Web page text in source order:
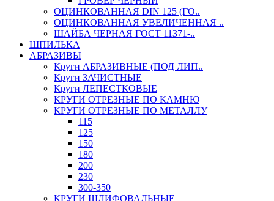
ОЦИНКОВАННАЯ DIN 125 (ГО..
ОЦИНКОВАННАЯ УВЕЛИЧЕННАЯ ..
ШАЙБА ЧЕРНАЯ ГОСТ 11371-..
ШПИЛЬКА
АБРАЗИВЫ
Круги АБРАЗИВНЫЕ (ПОД ЛИП..
Круги ЗАЧИСТНЫЕ
Круги ЛЕПЕСТКОВЫЕ
КРУГИ ОТРЕЗНЫЕ ПО КАМНЮ
КРУГИ ОТРЕЗНЫЕ ПО МЕТАЛЛУ
115
125
150
180
200
230
300-350
КРУГИ ШЛИФОВАЛЬНЫЕ